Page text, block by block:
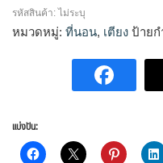
นพ็
อก
JULIA
ชิ้น
รหัสสินค้า:ไม่ระบุ
หมวดหมู่: ที่นอน, เตียง ป้ายก
แบ่งปัน: